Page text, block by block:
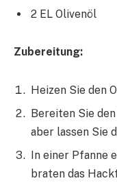
2 EL Olivenöl
Zubereitung:
Heizen Sie den
Bereiten Sie
aber lassen Sie
In einer Pfanne
braten das